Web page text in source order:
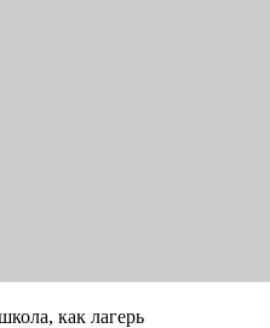
как лагерь